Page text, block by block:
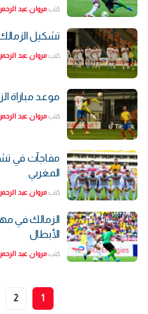
كتب مروان عبد
تشكيل
كتب مروان عبد
موعد مباراة
كتب مروان عبد
مفاجآت في
المغربي
كتب مروان عبد
الزمالك في
الأبطال
كتب مروان عبد
1
2